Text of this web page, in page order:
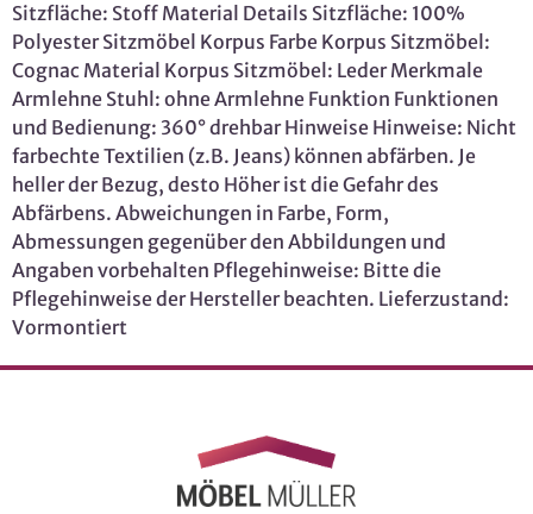
Sitzfläche: Stoff Material Details Sitzfläche: 100%
Polyester Sitzmöbel Korpus Farbe Korpus Sitzmöbel:
Cognac Material Korpus Sitzmöbel: Leder Merkmale
Armlehne Stuhl: ohne Armlehne Funktion Funktionen
und Bedienung: 360° drehbar Hinweise Hinweise: Nicht
farbechte Textilien (z.B. Jeans) können abfärben. Je
heller der Bezug, desto Höher ist die Gefahr des
Abfärbens. Abweichungen in Farbe, Form,
Abmessungen gegenüber den Abbildungen und
Angaben vorbehalten Pflegehinweise: Bitte die
Pflegehinweise der Hersteller beachten. Lieferzustand:
Vormontiert